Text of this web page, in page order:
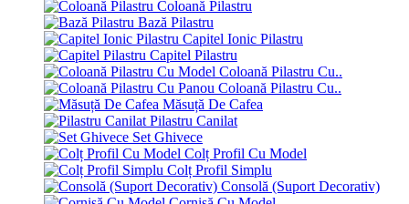
Coloană Pilastru
Bază Pilastru
Capitel Ionic Pilastru
Capitel Pilastru
Coloană Pilastru Cu..
Coloană Pilastru Cu..
Măsuță De Cafea
Pilastru Canilat
Set Ghivece
Colț Profil Cu Model
Colț Profil Simplu
Consolă (Suport Decorativ)